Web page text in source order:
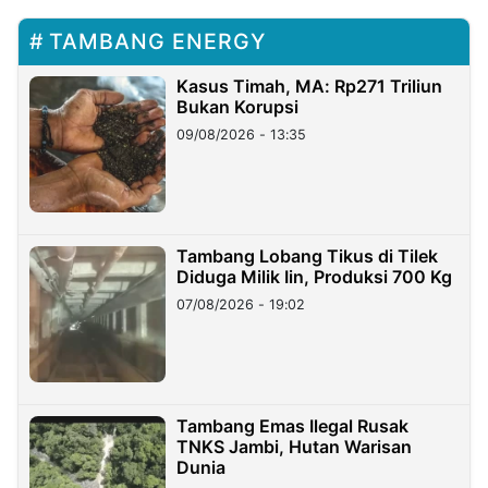
TAMBANG ENERGY
Kasus Timah, MA: Rp271 Triliun
Bukan Korupsi
09/08/2026 - 13:35
Tambang Lobang Tikus di Tilek
Diduga Milik Iin, Produksi 700 Kg
07/08/2026 - 19:02
Tambang Emas Ilegal Rusak
TNKS Jambi, Hutan Warisan
Dunia